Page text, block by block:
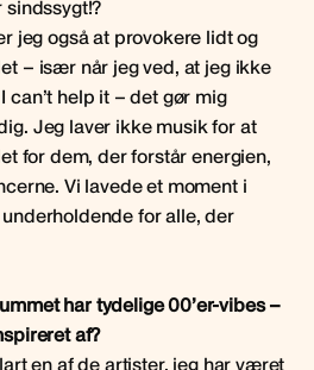
sindssygt!?
jeg også at provokere lidt og
– især når jeg ved, at jeg ikke
help it – det gør mig
Jeg laver ikke musik for at
for dem, der forstår energien,
Vi lavede et moment i
for alle, der
har tydelige 00’er-vibes –
af?